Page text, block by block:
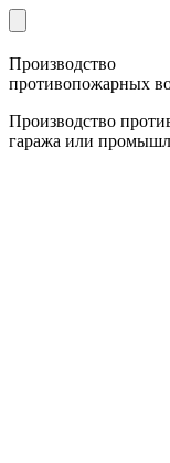
Производство
противопожарных
Производство
гаража или